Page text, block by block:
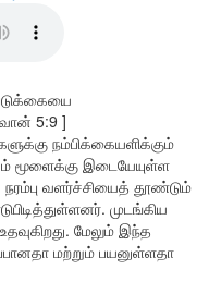
5:9 ]
நம்பிக்கையளிக்கும்
மூளைக்கு இடையேயுள்ள
வளர்ச்சியைத் தூண்டும்
முடங்கிய
மேலும் இந்த
மற்றும் பயனுள்ளதா